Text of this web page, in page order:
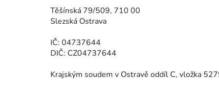
Těšínská 79/509, 710 00
Slezská Ostrava
IČ: 04737644
DIČ: CZ04737644
Krajským soudem v Ostravě oddíl C, vložka